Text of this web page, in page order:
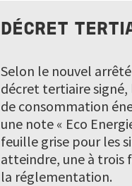
DÉCRET
Selon le nouvel
décret tertiaire
de consommation
une note « Eco
feuille grise pour les
atteindre, une à trois
la réglementation.